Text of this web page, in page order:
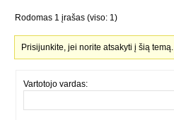
Rodomas 1 įrašas (viso: 1)
Prisijunkite, jei norite atsakyti į šią temą.
Vartotojo vardas: